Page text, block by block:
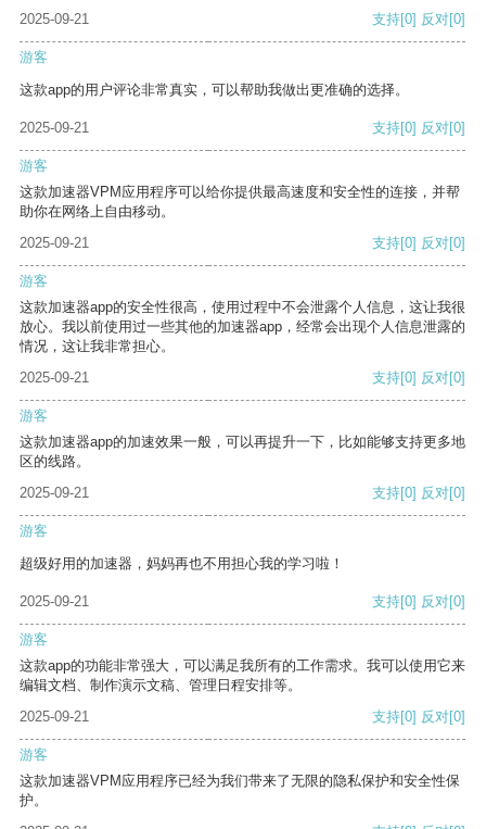
2025-09-21
支持[0] 反对[0]
游客
这款app的用户评论非常真实，可以帮助我做出更准确的选择。
2025-09-21 支持[0] 反对[0]
游客
这款加速器VPM应用程序可以给你提供最高速度和安全性的连接，并帮
助你在网络上自由移动。
2025-09-21
支持[0] 反对[0]
游客
这款加速器app的安全性很高，使用过程中不会泄露个人信息，这让我很
放心。我以前使用过一些其他的加速器app，经常会出现个人信息泄露的
情况，这让我非常担心。
2025-09-21
支持[0] 反对[0]
游客
这款加速器app的加速效果一般，可以再提升一下，比如能够支持更多地
区的线路。
2025-09-21
支持[0] 反对[0]
游客
超级好用的加速器，妈妈再也不用担心我的学习啦！
2025-09-21 支持[0] 反对[0]
游客
这款app的功能非常强大，可以满足我所有的工作需求。我可以使用它来
编辑文档、制作演示文稿、管理日程安排等。
2025-09-21
支持[0] 反对[0]
游客
这款加速器VPM应用程序已经为我们带来了无限的隐私保护和安全性保
护。